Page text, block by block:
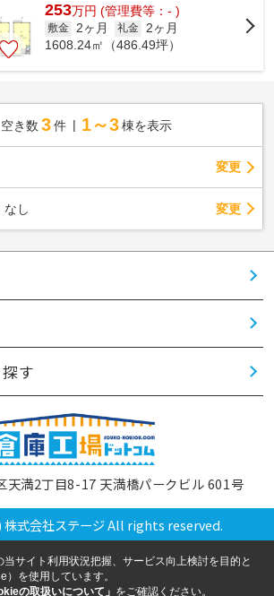
253万円 (管理費等：- )
敷金 2ヶ月 礼金 2ヶ月
1608.24㎡（486.49坪）
空き数 3 件 1～3 棟を表示
変更
なし 変更
す
天満2丁目8-17 天満橋パークビル 601号
式会社ステージ All rights reserved.
サイト利用状況把握、サービス向上検討を目的と
を使用しています。
の取扱いについて」 をご確認ください。